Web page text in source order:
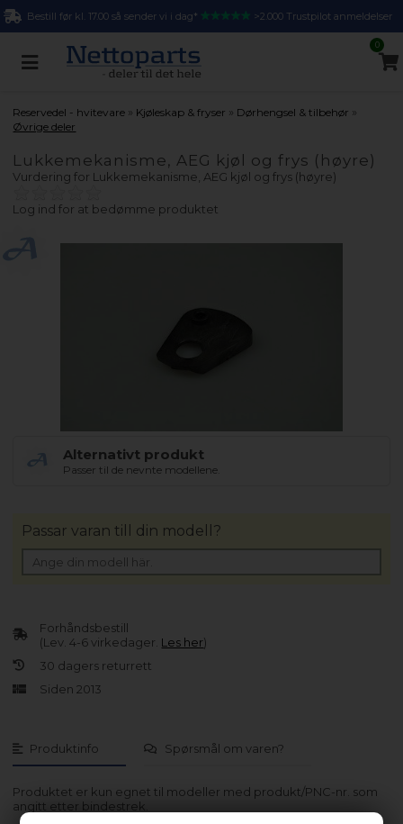
Bestill før kl. 17.00 så sender vi i dag* >2.000 Trustpilot anmeldelser
0
Reservedel - hvitevare » Kjøleskap & fryser » Dørhengsel & tilbehør »
Øvrige deler
Lukkemekanisme, AEG kjøl og frys (høyre)
Vurdering for Lukkemekanisme, AEG kjøl og frys (høyre)
Log ind for at bedømme produktet
Alternativt produkt
Passer til de nevnte modellene.
Produktinfo Spørsmål om varen?
Produktet er kun egnet til modeller med produkt/PNC-nr. som
angitt etter bindestrek.
Forhåndsbestill
(Lev. 4-6 virkedager. Les her)
30 dagers returrett
Siden 2013
Passar varan till din modell?